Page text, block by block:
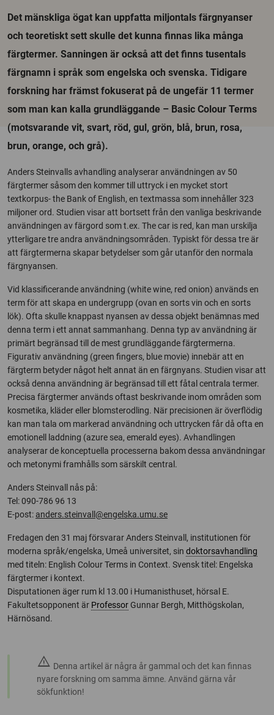
Det mänskliga ögat kan uppfatta miljontals färgnyanser
och teoretiskt sett skulle det kunna finnas lika många
färgtermer. Sanningen är också att det finns tusentals
färgnamn i språk som engelska och svenska. Tidigare
forskning har främst fokuserat på de ungefär 11 termer
som man kan kalla grundläggande – Basic Colour Terms
(motsvarande vit, svart, röd, gul, grön, blå, brun, rosa,
brun, orange, och grå).
Anders Steinvalls avhandling analyserar användningen av 50
färgtermer såsom den kommer till uttryck i en mycket stort
textkorpus- the Bank of English, en textmassa som innehåller 323
miljoner ord. Studien visar att bortsett från den vanliga beskrivande
användningen av färgord som t.ex. The car is red, kan man urskilja
ytterligare tre andra användningsområden. Typiskt för dessa tre är
att färgtermerna skapar betydelser som går utanför den normala
färgnyansen.
Vid klassificerande användning (white wine, red onion) används en
term för att skapa en undergrupp (ovan en sorts vin och en sorts
lök). Ofta skulle knappast nyansen av dessa objekt benämnas med
denna term i ett annat sammanhang. Denna typ av användning är
primärt begränsad till de mest grundläggande färgtermerna.
Figurativ användning (green fingers, blue movie) innebär att en
färgterm betyder något helt annat än en färgnyans. Studien visar att
också denna användning är begränsad till ett fåtal centrala termer.
Precisa färgtermer används oftast beskrivande inom områden som
kosmetika, kläder eller blomsterodling. När precisionen är överflödig
kan man tala om markerad användning och uttrycken får då ofta en
emotionell laddning (azure sea, emerald eyes). Avhandlingen
analyserar de konceptuella processerna bakom dessa användningar
och metonymi framhålls som särskilt central.
Anders Steinvall nås på:
Tel: 090-786 96 13
E-post:anders.steinvall@engelska.umu.se
Fredagen den 31 maj försvarar Anders Steinvall, institutionen för
moderna språk/engelska, Umeå universitet, sin doktorsavhandling
med titeln: English Colour Terms in Context. Svensk titel: Engelska
färgtermer i kontext.
Disputationen äger rum kl 13.00 i Humanisthuset, hörsal E.
Fakultetsopponent är Professor Gunnar Bergh, Mitthögskolan,
Härnösand.
warning Denna artikel är några år gammal och det kan finnas
nyare forskning om samma ämne. Använd gärna vår
sökfunktion!